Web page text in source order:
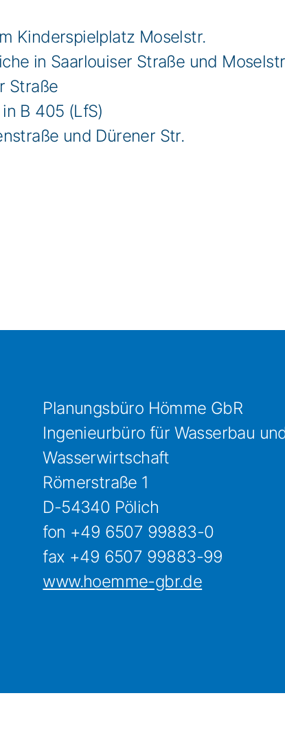
Kinderspielplatz Moselstr.
in Saarlouiser Straße und
Straße
B 405 (LfS)
und Dürener Str.
Planungsbüro Hömme GbR
Ingenieurbüro für Wasserbau
Wasserwirtschaft
Römerstraße 1
D-54340 Pölich
fon +49 6507 99883-0
fax +49 6507 99883-99
www.hoemme-gbr.de